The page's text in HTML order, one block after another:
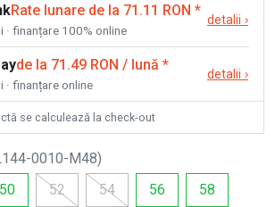
Rate lunare de la 71.11 RON *
· finanțare 100% online
detalii ›
de la 71.49 RON / lună *
· finanțare online
detalii ›
se calculează la check-out
0010-M48)
50 52 54 56 58